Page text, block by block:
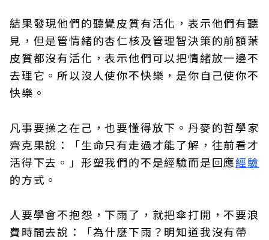
結果發現他們的聽覺皮質有活化，表示他們有聽
見，但是管情緒的杏仁核及管理智決策的前額葉
皮質都沒有活化，表示他們可以把情緒放一邊不
去理它。所以沒人使你不快樂，是你自己使你不
快樂。
凡事要操之在己，也要懂得放下。丹麥的哲學家
齊克果說：「生命只有走過才能了解，往前看才
活得下去。」形塑我們的不是經驗而是回應經驗
的方式。
人要學會不抱怨，下雨了，就把傘打開，不要浪
費時間去說：「為什麼下雨？明知道我沒有帶